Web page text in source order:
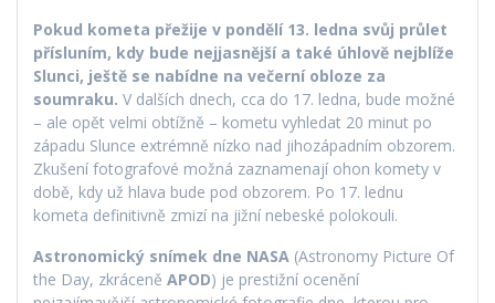
Pokud kometa přežije v pondělí 13. ledna svůj průlet
přísluním, kdy bude nejjasnější a také úhlově nejblíže
Slunci, ještě se nabídne na večerní obloze za
soumraku. V dalších dnech, cca do 17. ledna, bude možné
– ale opět velmi obtížně – kometu vyhledat 20 minut po
západu Slunce extrémně nízko nad jihozápadním obzorem.
Zkušení fotografové možná zaznamenají ohon komety v
době, kdy už hlava bude pod obzorem. Po 17. lednu
kometa definitivně zmizí na jižní nebeské polokouli.
Astronomický snímek dne NASA (Astronomy Picture Of
the Day, zkráceně APOD) je prestižní ocenění